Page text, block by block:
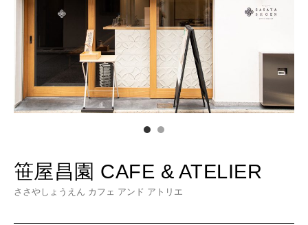
TRAVEL
どこ行く？
FORTUNE
明日のわたし
[12星座別] Monthly Love Holoscope
HEALTH
自分にやさしく
笹屋昌園 CAFE & ATELIER
ささやしょうえん カフェ アンド アトリエ